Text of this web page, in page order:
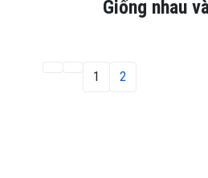
Giống nhau
1 2